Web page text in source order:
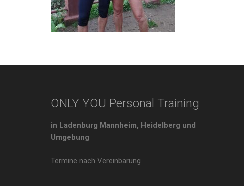
ONLY YOU Personal Training
in Ladenburg Mannheim, Heidelberg und
Umgebung
Termine nach Vereinbarung